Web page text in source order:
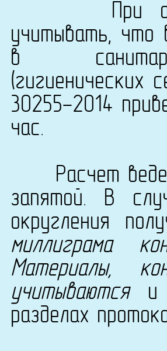
При оценке
учитывать, что
в
(гигиенических
30255-2014
час.
Расчет
запятой. В
округления
миллиграма
Материалы,
учитываютсяи
разделах